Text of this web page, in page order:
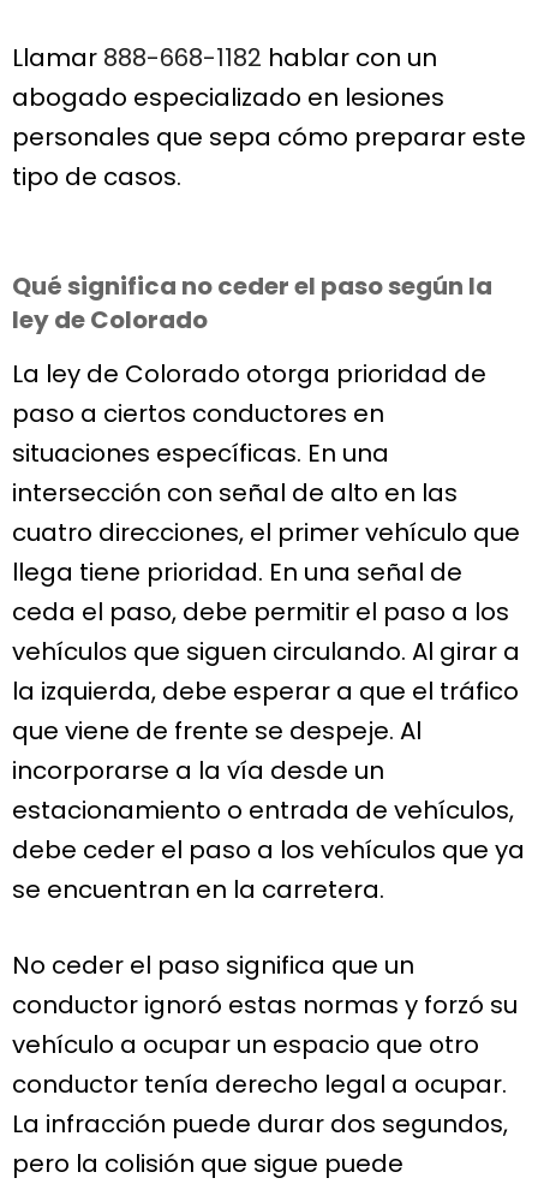
Llamar 888-668-1182 hablar con un
abogado especializado en lesiones
personales que sepa cómo preparar este
tipo de casos.
Qué significa no ceder el paso según la
ley de Colorado
La ley de Colorado otorga prioridad de
paso a ciertos conductores en
situaciones específicas. En una
intersección con señal de alto en las
cuatro direcciones, el primer vehículo que
llega tiene prioridad. En una señal de
ceda el paso, debe permitir el paso a los
vehículos que siguen circulando. Al girar a
la izquierda, debe esperar a que el tráfico
que viene de frente se despeje. Al
incorporarse a la vía desde un
estacionamiento o entrada de vehículos,
debe ceder el paso a los vehículos que ya
se encuentran en la carretera.
No ceder el paso significa que un
conductor ignoró estas normas y forzó su
vehículo a ocupar un espacio que otro
conductor tenía derecho legal a ocupar.
La infracción puede durar dos segundos,
pero la colisión que sigue puede